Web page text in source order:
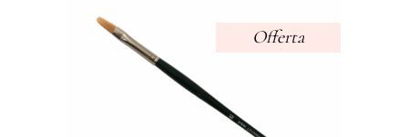
Offerta